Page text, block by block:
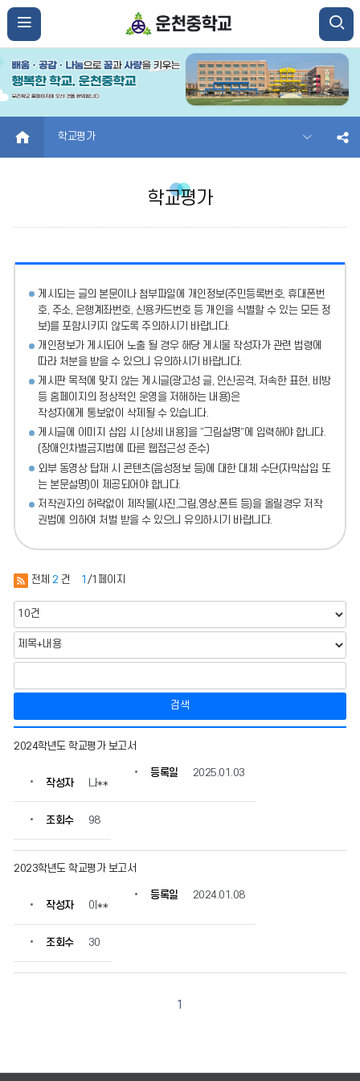
HOME 학교평가
학교평가
게시되는 글의 본문이나 첨부파일에
개인정보(주민등록번호, 휴대폰번
호, 주소, 은행계좌번호, 신용카드번호 등 개인을 식별할 수 있는 모든 정
보)를 포함시키지 않도록 주의하시기 바랍니다.
개인정보가 게시되어 노출 될 경우 해당 게시물 작성자가 관련 법령에
따라 처분을 받을 수 있으니 유의하시기 바랍니다.
게시판 목적에 맞지 않는 게시글(광고성 글, 인신공격, 저속한 표현, 비방
등 홈페이지의 정상적인 운영을 저해하는 내용)은
작성자에게 통보없이 삭제될 수 있습니다.
게시글에 이미지 삽입 시 [상세 내용]을 “그림설명”에 입력해야 합니다.
(장애인차별금지법에 따른 웹접근성 준수)
외부 동영상 탑재 시 콘텐츠(음성정보 등)에 대한 대체 수단(자막삽입 또
는 본문설명)이 제공되어야 합니다.
저작권자의 허락없이 제작물(사진,그림,영상,폰트 등)을 올릴경우 저작
권법에 의하여 처벌 받을 수 있으니 유의하시기 바랍니다.
전체 2 건 1 /1페이지
검색
교
의
물
번
자,
정
2024학년도 학교평가 보고서
작성자 나**
등록일 2025.01.03
조회수 98
2023학년도 학교평가 보고서
작성자 이**
등록일 2024.01.08
조회수 30
1